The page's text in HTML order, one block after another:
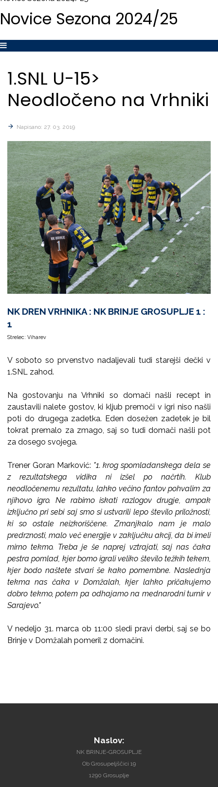
Novice Sezona 2024/25
1.SNL U-15>
Neodločeno na Vrhniki
Napisano: 27. 03. 2019
NK DREN VRHNIKA : NK BRINJE GROSUPLJE 1 :
1
Strelec: Viharev
V soboto so prvenstvo nadaljevali tudi starejši dečki v
1.SNL zahod.
Na gostovanju na Vrhniki so domači našli recept in
zaustavili nalete gostov, ki kljub premoči v igri niso našli
poti do drugega zadetka. Eden dosežen zadetek je bil
tokrat premalo za zmago, saj so tudi domači našli pot
za dosego svojega.
Trener Goran Marković: "1. krog spomladanskega dela se
z rezultatskega vidika ni izšel po načrtih. Klub
neodločenemu rezultatu, lahko večino fantov pohvalim za
njihovo igro. Ne rabimo iskati razlogov drugje, ampak
izključno pri sebi saj smo si ustvarili lepo število priložnosti,
ki so ostale neizkoriščene. Zmanjkalo nam je malo
predrznosti, malo več energije v zaključku akcij, da bi imeli
mirno tekmo. Treba je še naprej vztrajati, saj nas čaka
pestra pomlad, kjer bomo igrali veliko število težkih tekem,
kjer bodo naštete stvari še kako pomembne. Naslednja
tekma nas čaka v Domžalah, kjer lahko pričakujemo
dobro tekmo, potem pa odhajamo na mednarodni turnir v
Sarajevo."
V nedeljo 31. marca ob 11:00 sledi pravi derbi, saj se bo
Brinje v Domžalah pomeril z domačini.
Naslov:
NK BRINJE-GROSUPLJE
Ob Grosupeljščici 19
1290 Grosuplje